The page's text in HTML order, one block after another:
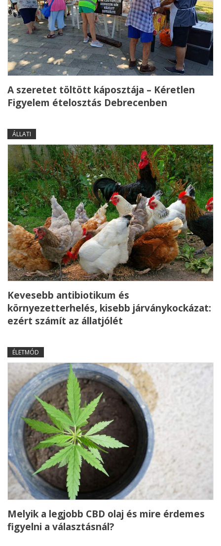
A szeretet töltött káposztája – Kéretlen
Figyelem ételosztás Debrecenben
ÁLLATI
Kevesebb antibiotikum és
környezetterhelés, kisebb járványkockázat:
ezért számít az állatjólét
ÉLETMÓD
Melyik a legjobb CBD olaj és mire érdemes
figyelni a választásnál?